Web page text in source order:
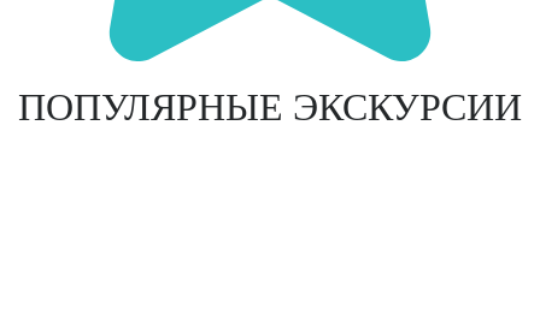
ПОПУЛЯРНЫЕ ЭКСКУРСИИ